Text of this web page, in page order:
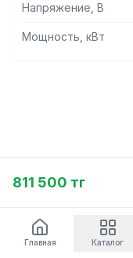
Напряжение, В
Мощность, кВт
811 500 тг
Главная Каталог